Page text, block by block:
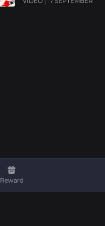
Reward